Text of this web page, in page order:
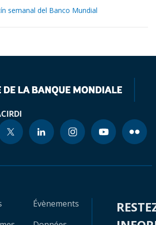
semanal del Banco Mundial
CIRDI
Évènements